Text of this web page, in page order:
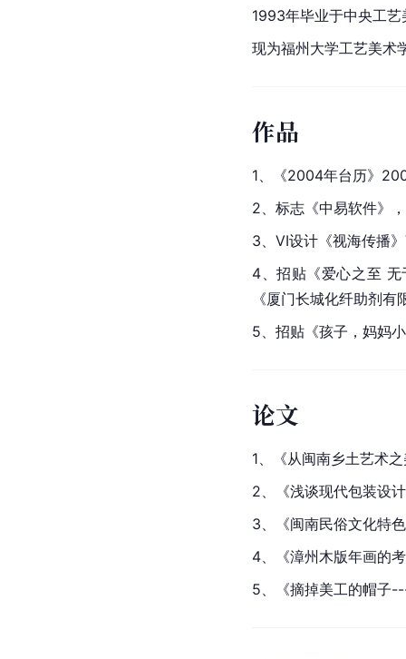
1993年毕业于中央工
现为福州大学工艺美术
作品
1、《2004年台历》
2、标志《中易软件》
3、VI设计《视海传播
4、招贴《爱心之至
《厦门长城化纤助剂
5、招贴《孩子，妈妈
论文
1、《从闽南乡土艺术
2、《浅谈现代包装设
3、《闽南民俗文化特
4、《漳州木版年画的
5、《摘掉美工的帽子